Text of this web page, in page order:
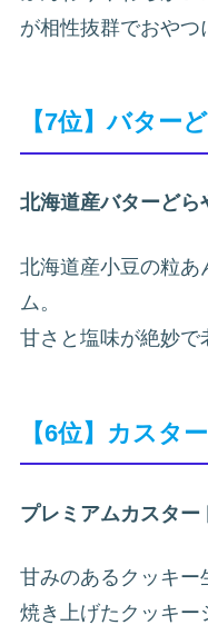
が相性抜群でおやつ
【7位】バター
北海道産バターどら
北海道産小豆の粒
ム。
甘さと塩味が絶妙で
【6位】カスタ
プレミアムカスター
甘みのあるクッキ
焼き上げたクッキ